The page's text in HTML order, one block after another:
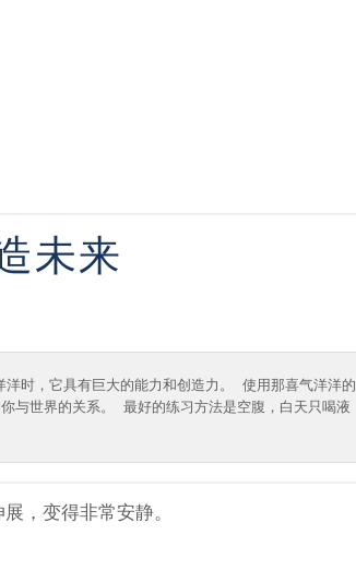
未来
时，它具有巨大的能力和创造力。 使用那喜气洋洋的
与世界的关系。 最好的练习方法是空腹，白天只喝液
，变得非常安静。